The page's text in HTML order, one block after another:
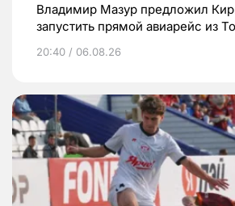
Владимир Мазур предложил
запустить прямой авиарейс из
20:40 / 06.08.26